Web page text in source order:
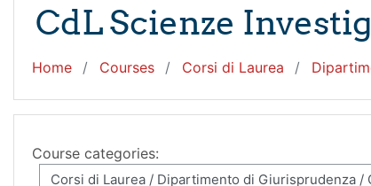
CdL Scienze
Home Courses Corsi di Laurea
Course categories: